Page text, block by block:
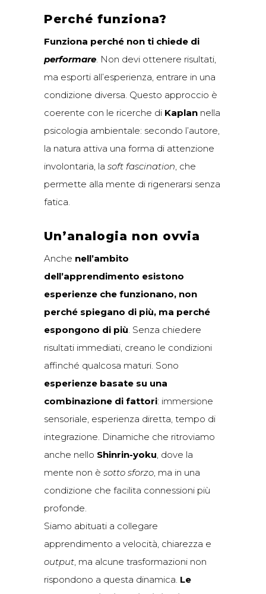
Perché funziona?
Funziona perché non ti chiede di
performare. Non devi ottenere risultati,
ma esporti all’esperienza, entrare in una
condizione diversa. Questo approccio è
coerente con le ricerche di Kaplan nella
psicologia ambientale: secondo l’autore,
la natura attiva una forma di attenzione
involontaria, la soft fascination, che
permette alla mente di rigenerarsi senza
fatica.
Un’analogia non ovvia
Anche nell’ambito
dell’apprendimento esistono
esperienze che funzionano, non
perché spiegano di più, ma perché
espongono di più. Senza chiedere
risultati immediati, creano le condizioni
affinché qualcosa maturi. Sono
esperienze basate su una
combinazione di fattori: immersione
sensoriale, esperienza diretta, tempo di
integrazione. Dinamiche che ritroviamo
anche nello Shinrin-yoku, dove la
mente non è sotto sforzo, ma in una
condizione che facilita connessioni più
profonde.
Siamo abituati a collegare
apprendimento a velocità, chiarezza e
output, ma alcune trasformazioni non
rispondono a questa dinamica. Le